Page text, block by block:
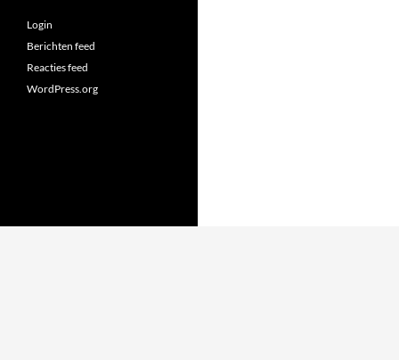
Login
Berichten feed
Reacties feed
WordPress.org